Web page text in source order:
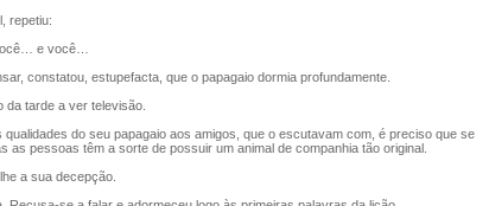
repetiu:
e você…
constatou, estupefacta, que o papagaio dormia profundamente.
tarde a ver televisão.
do seu papagaio aos amigos, que o escutavam com, é preciso que se
as pessoas têm a sorte de possuir um animal de companhia tão original.
a sua decepção.